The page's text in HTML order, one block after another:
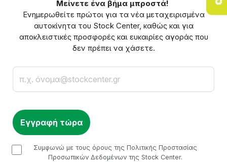
Μείνετε ένα βήμα μπροστά!
Ενημερωθείτε πρώτοι για τα νέα μεταχειρισμένα
αυτοκίνητα του Stock Center, καθώς και για
αποκλειστικές προσφορές και ευκαιρίες αγοράς που
δεν πρέπει να χάσετε.
checkbox
Συμφωνώ με τους όρους της Πολιτικής Προστασίας
Προσωπικών Δεδομένων της Stock Center.